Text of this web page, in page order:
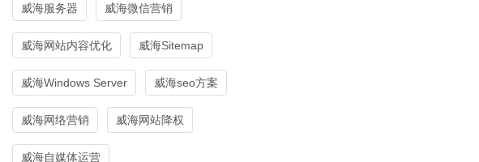
威海服务器 威海微信营销
威海网站内容优化 威海Sitemap
威海Windows Server 威海seo方案
威海网络营销 威海网站降权
威海自媒体运营